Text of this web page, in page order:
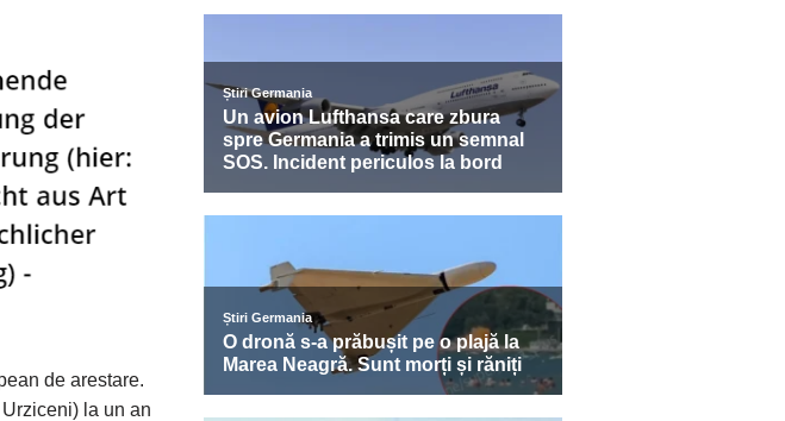
de arestare.
la un an